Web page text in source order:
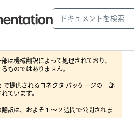
は機械翻訳によって処理されており、
ものではありません。
提供されるコネクタ パッケージの一部
ています。
訳は、およそ 1 ～ 2 週間で公開されま